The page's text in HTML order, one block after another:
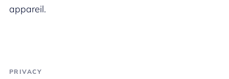
appareil.
PRIVACY